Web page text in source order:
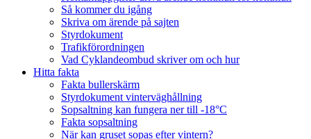
Så kommer du igång
Skriva om ärende på sajten
Styrdokument
Trafikförordningen
Vad Cyklandeombud skriver om och hur
Hitta fakta
Fakta bullerskärm
Styrdokument vinterväghållning
Sopsaltning kan fungera ner till -18°C
Fakta sopsaltning
När kan gruset sopas efter vintern?